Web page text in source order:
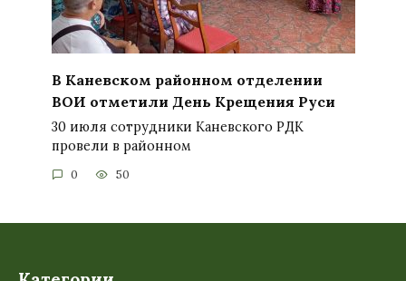
В Каневском районном отделении
ВОИ отметили День Крещения Руси
30 июля сотрудники Каневского РДК
провели в районном
0 50